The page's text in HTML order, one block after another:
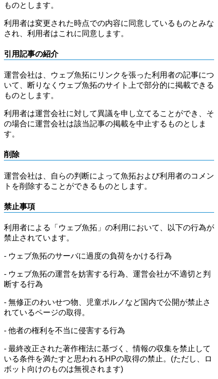
ものとします。
利用者は変更された時点での内容に同意しているものとみな
され、利用者はこれに同意します。
引用記事の紹介
運営会社は、ウェブ魚拓にリンクを張った利用者の記事につ
いて、断りなくウェブ魚拓のサイト上で部分的に掲載できる
ものとします。
利用者は運営会社に対して異議を申し立てることができ、そ
の場合に運営会社は該当記事の掲載を中止するものとしま
す。
削除
運営会社は、自らの判断によって魚拓および利用者のコメン
トを削除することができるものとします。
禁止事項
利用者による「ウェブ魚拓」の利用において、以下の行為が
禁止されています。
- ウェブ魚拓のサーバに過度の負荷をかける行為
- ウェブ魚拓の運営を妨害する行為、運営会社が不適切と判
断する行為
- 無修正のわいせつ物、児童ポルノなど国内で公開が禁止さ
れているページの取得。
- 他者の権利を不当に侵害する行為
- 最終改正された著作権法に基づく、情報の収集を禁止して
いる条件を満たすと思われるHPの取得の禁止。(ただし、ロ
ボット向けのものは無視されます)